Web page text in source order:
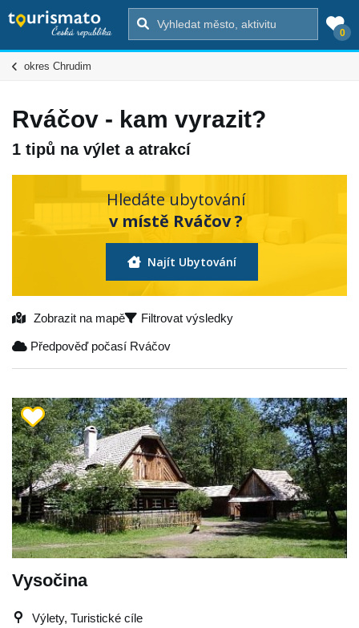
0
okres Chrudim
Rváčov - kam vyrazit?
1 tipů na výlet a atrakcí
Hledáte ubytování
v místě Rváčov ?
Najít Ubytování
Zobrazit na mapě Filtrovat výsledky
Předpověď počasí Rváčov
Vysočina
Výlety, Turistické cíle